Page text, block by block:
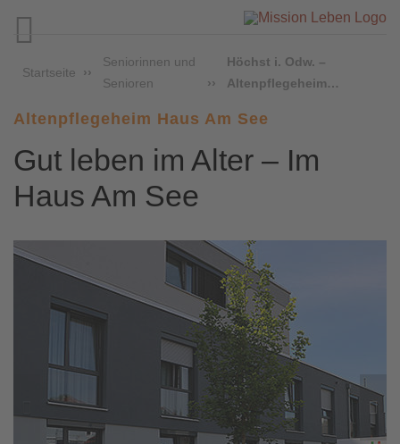

Startseite
Seniorinnen und
Senioren
Höchst i. Odw. –
Altenpflegeheim…
Altenpflegeheim Haus Am See
Gut leben im Alter – Im
Haus Am See
